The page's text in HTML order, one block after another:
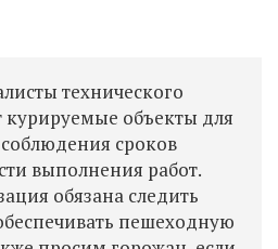
технического
курируемые объекты для
сроков
выполнения работ.
обязана следить
пешеходную